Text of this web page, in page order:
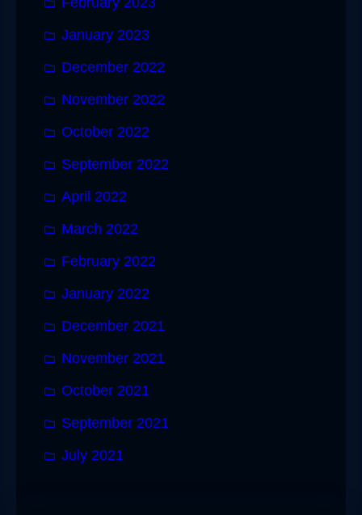
January 2023
December 2022
November 2022
October 2022
September 2022
April 2022
March 2022
February 2022
January 2022
December 2021
November 2021
October 2021
September 2021
July 2021